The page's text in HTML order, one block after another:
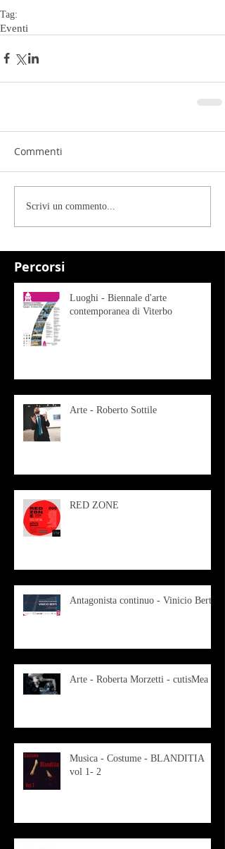
Percorsi
Tag:
Eventi
Commenti
Scrivi un commento...
Luoghi - Biennale d'arte
contemporanea di Viterbo
Arte - Roberto Sottile
RED ZONE
Antagonista continuo - Vinicio Berti
Arte - Roberta Morzetti - cutisMea
Musica - Costume - BLANDITIA
vol 1- 2